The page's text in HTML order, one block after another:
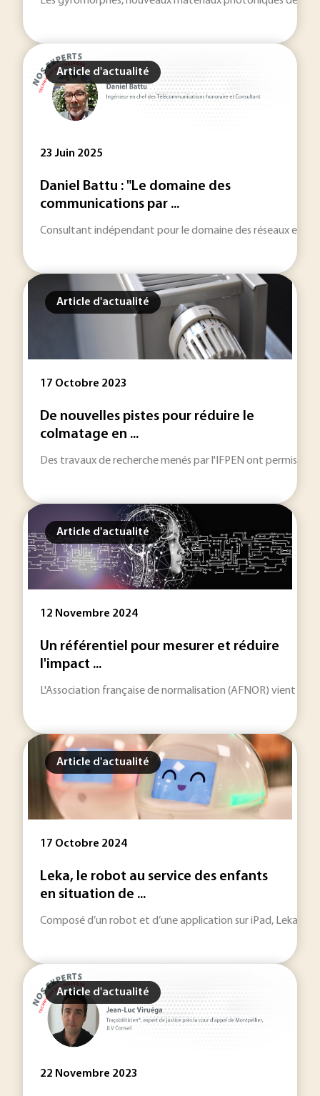
Article d'actualité
23 Juin 2025
Daniel Battu : "Le domaine des
communications par ...
Consultant indépendant pour le domaine des réseaux et
Article d'actualité
17 Octobre 2023
De nouvelles pistes pour réduire le
colmatage en ...
Des travaux de recherche menés par l'IFPEN ont permis
Article d'actualité
12 Novembre 2024
Un référentiel pour mesurer et réduire
l'impact ...
L'Association française de normalisation (AFNOR) vient
Article d'actualité
17 Octobre 2024
Leka, le robot au service des enfants
en situation de ...
Composé d’un robot et d’une application sur iPad, Leka
Article d'actualité
22 Novembre 2023